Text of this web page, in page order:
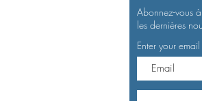
Abonnez-vous
les dernières
Enter your